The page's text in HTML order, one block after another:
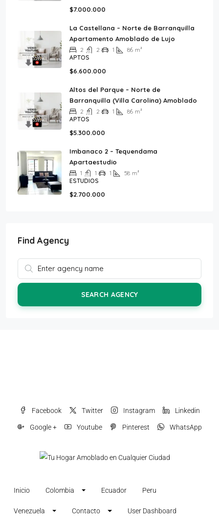
$7.000.000
La Castellana – Norte de Barranquilla
Apartamento Amoblado de Lujo
2 2 1 86 m²
APTOS
$6.600.000
Altos del Parque – Norte de
Barranquilla (Villa Carolina) Amoblado
2 2 1 86 m²
APTOS
$5.300.000
Imbanaco 2 – Tequendama
Apartaestudio
1 1 1 58 m²
ESTUDIOS
$2.700.000
Find Agency
SEARCH AGENCY
Facebook Twitter Instagram Linkedin
Google + Youtube Pinterest WhatsApp
Inicio Colombia Ecuador Peru
Venezuela Contacto User Dashboard